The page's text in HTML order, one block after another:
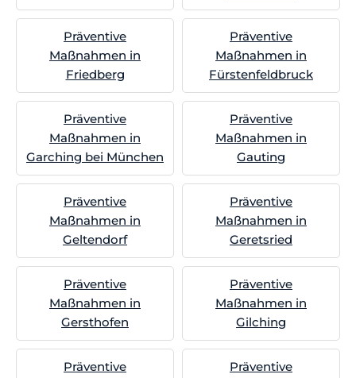
Präventive
Maßnahmen in
Friedberg
Präventive
Maßnahmen in
Fürstenfeldbruck
Präventive
Maßnahmen in
Garching bei München
Präventive
Maßnahmen in
Gauting
Präventive
Maßnahmen in
Geltendorf
Präventive
Maßnahmen in
Geretsried
Präventive
Maßnahmen in
Gersthofen
Präventive
Maßnahmen in
Gilching
Präventive Präventive